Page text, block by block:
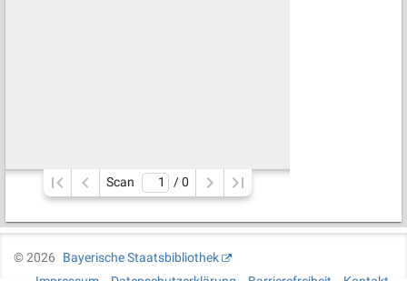
Scan / 0
©2026
Bayerische Staatsbibliothek